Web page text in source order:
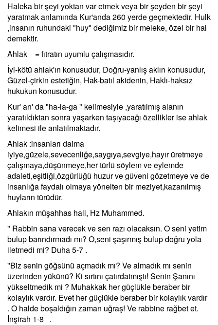
Haleka bir şeyi yoktan var etmek veya bir şeyden bir şeyi
yaratmak anlamında Kur'anda 260 yerde geçmektedir. Hulk
,insanın ruhundaki "huy" dediğimiz bir meleke, özel bir hal
demektir.
Ahlak = fıtratın uyumlu çalışmasıdır.
İyi-kötü ahlak'ın konusudur, Doğru-yanlış aklın konusudur,
Güzel-çirkin estetiğin, Hak-batıl akidenin, Haklı-haksız
hukukun konusudur.
Kur' an' da "ha-la-ga " kelimesiyle ,yaratılmış alanın
yaratıldıktan sonra yaşarken taşıyacağı özellikler ise ahlak
kelimesi ile anlatılmaktadır.
Ahlak :insanları daima
iyiye,güzele,sevecenliğe,saygıya,sevgiye,hayır üretmeye
çalışmaya,düşünmeye,her türlü söylem ve eylemde
adaleti,eşitliği,özgürlüğü huzur ve güveni gözetmeye ve de
insanlığa faydalı olmaya yönelten bir meziyet,kazanılmış
huyların türüdür.
Ahlakın müşahhas hali, Hz Muhammed.
" Rabbin sana verecek ve sen razı olacaksın. O seni yetim
bulup barındırmadı mı? O,seni şaşırmış bulup doğru yola
iletmedi mi? Duha 5-7 .
"Biz senin göğsünü açmadık mı? Ve almadık mı senin
üzerinden yükünü? Ki sırtını çatırdatmıştı! Senin Şanını
yükseltmedik mi ? Muhakkak her güçlükle beraber bir
kolaylık vardır. Evet her güçlükle beraber bir kolaylık vardır
. O halde boşaldığın zaman uğraş! Ve rabbine rağbet et.
İnşirah 1-8 .